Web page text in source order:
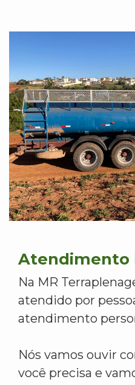
Atendimento
Na MR
atendido por
atendimento
Nós vamos ouvir
você precisa e